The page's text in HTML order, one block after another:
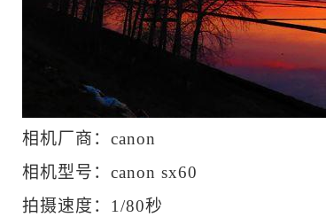
相机厂商：canon
相机型号：canon sx60
拍摄速度：1/80秒